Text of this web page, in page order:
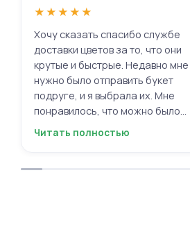
★★★★★
Хочу сказать спасибо службе
доставки цветов за то, что они
крутые и быстрые. Недавно мне
нужно было отправить букет
подруге, и я выбрала их. Мне
понравилось, что можно было
выбрать цветы и оформить заказ
время, и цветы были свежие и
Читать полностью